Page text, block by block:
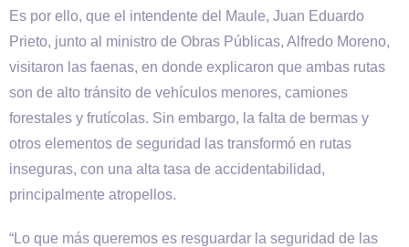
Es por ello, que el intendente del Maule, Juan Eduardo
Prieto, junto al ministro de Obras Públicas, Alfredo Moreno,
visitaron las faenas, en donde explicaron que ambas rutas
son de alto tránsito de vehículos menores, camiones
forestales y frutícolas. Sin embargo, la falta de bermas y
otros elementos de seguridad las transformó en rutas
inseguras, con una alta tasa de accidentabilidad,
principalmente atropellos.
“Lo que más queremos es resguardar la seguridad de las